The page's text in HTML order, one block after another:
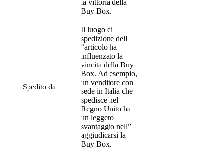
la vittoria della
Buy Box.
Spedito da
Il luogo di
spedizione dell
“articolo ha
influenzato la
vincita della Buy
Box. Ad esempio,
un venditore con
sede in Italia che
spedisce nel
Regno Unito ha
un leggero
svantaggio nell”
aggiudicarsi la
Buy Box.